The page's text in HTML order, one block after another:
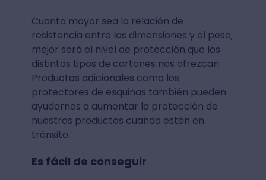
Cuanto mayor sea la relación de
resistencia entre las dimensiones y el peso,
mejor será el nivel de protección que los
distintos tipos de cartones nos ofrezcan.
Productos adicionales como los
protectores de esquinas también pueden
ayudarnos a aumentar la protección de
nuestros productos cuando estén en
tránsito.
Es fácil de conseguir